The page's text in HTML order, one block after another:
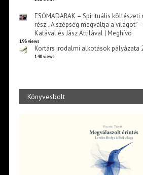
ESŐMADARAK – Spirituális költészeti
rész: „A szépség megváltja a világot”
Katával és Jász Attilával | Meghívó
193 views
Kortárs irodalmi alkotások pályázata
140 views
Könyvesbolt